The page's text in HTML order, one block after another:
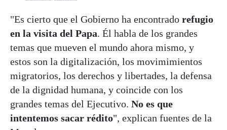
"Es cierto que el Gobierno ha encontrado refugio
en la visita del Papa. Él habla de los grandes
temas que mueven el mundo ahora mismo, y
estos son la digitalización, los movimimientos
migratorios, los derechos y libertades, la defensa
de la dignidad humana, y coincide con los
grandes temas del Ejecutivo. No es que
intentemos sacar rédito", explican fuentes de la